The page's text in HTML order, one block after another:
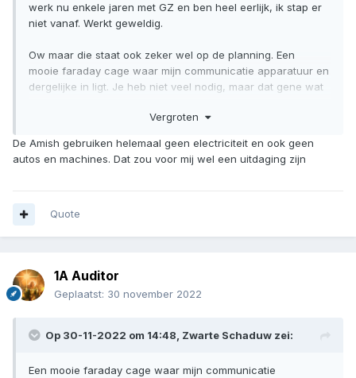
werk nu enkele jaren met GZ en ben heel eerlijk, ik stap er
niet vanaf. Werkt geweldig.
Ow maar die staat ook zeker wel op de planning. Een
mooie faraday cage waar mijn communicatie apparatuur en
dergelijke in ligt. Je heb niet veel nodig, maar dat gene wat
Ja, zelf ben ik redelijk onafhankelijk van deze troep. Waar ik
dan wel echt afhankelijk van ben is, mijn radio
over? Het echte leven buiten de voordeur. Waar we met ze
Vergroten
De Amish gebruiken helemaal geen electriciteit en ook geen
autos en machines. Dat zou voor mij wel een uitdaging zijn
Quote
1A Auditor
Geplaatst: 30 november 2022
Op 30-11-2022 om 14:48, Zwarte Schaduw zei:
Een mooie faraday cage waar mijn communicatie